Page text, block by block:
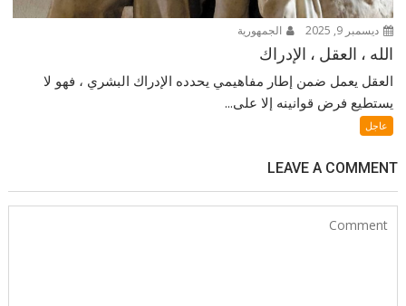
ديسمبر 9, 2025 الجمهورية
الله ، العقل ، الإدراك
العقل يعمل ضمن إطار مفاهيمي يحدده الإدراك البشري ، فهو لا
يستطيع فرض قوانينه إلا على...
عاجل
LEAVE A COMMENT